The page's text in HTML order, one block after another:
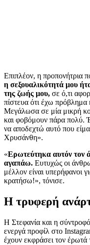
Επιπλέον, η προπονήτρια
η σεξουαλικότητά μου
της ζωής μου, σε ό,τι
πίστευα ότι έχω πρόβλημα
Μεγάλωσα σε μία μικρή
και φοβόμουν πάρα πολύ.
να αποδεχτώ αυτό που
Χρυσάνθη».
«Ερωτεύτηκα αυτόν τον
αγαπάω. Ευτυχώς οι
μέλλον είναι υπερήφανοι
κρατήσω!», τόνισε.
Η τρυφερή
Η Στεφανία και η
ενεργά προφίλ στο
έχουν εκφράσει τον έρωτά